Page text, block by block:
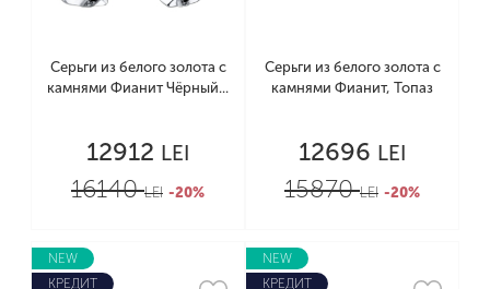
Серьги из белого золота с
камнями Фианит Чёрный...
12912 LEI
16140LEI -20%
Серьги из белого золота с
камнями Фианит, Топаз
12696 LEI
15870LEI -20%
NEW
КРЕДИТ
NEW
КРЕДИТ